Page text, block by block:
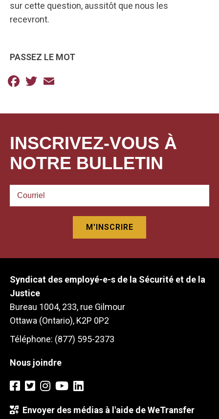
sur cette question, aussitôt que nous les
recevront.
PASSEZ LE MOT
Facebook
Twitter
INSCRIVEZ-VOUS À
NOTRE BULLETIN
Syndicat des employé-e-s de la Sécurité et de la
Justice
Bureau 1004, 233, rue Gilmour
Ottawa (Ontario), K2P 0P2
Téléphone: (877) 595-2373
Nous joindre
Envoyer des médias à l'aide de WeTransfer